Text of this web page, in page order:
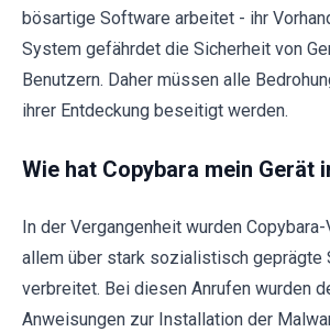
bösartige Software arbeitet - ihr
System gefährdet die Sicherheit von
Benutzern. Daher müssen alle
ihrer Entdeckung beseitigt werden.
Wie hat Copybara mein Gerät
In der Vergangenheit wurden
allem über stark sozialistisch geprägte
verbreitet. Bei diesen Anrufen wurden
Anweisungen zur Installation der